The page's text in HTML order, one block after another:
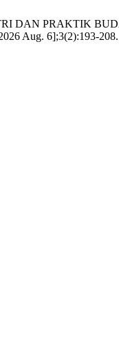
DAN PRAKTIK
Aug. 6];3(2):193-